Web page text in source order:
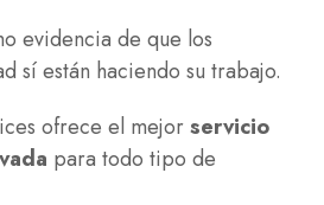
evidencia de que los
sí están haciendo su trabajo.
ofrece el mejorservicio
para todo tipo de